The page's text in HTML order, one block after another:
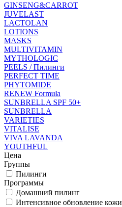
GINSENG&CARROT
JUVELAST
LACTOLAN
LOTIONS
MASKS
MULTIVITAMIN
MYTHOLOGIC
PEELS / Пилинги
PERFECT TIME
PHYTOMIDE
RENEW Formula
SUNBRELLA SPF 50+
SUNBRELLA
VARIETIES
VITALISE
VIVA LAVANDA
YOUTHFUL
Цена
Группы
Пилинги
Программы
Домашний пилинг
Интенсивное обновление кожи